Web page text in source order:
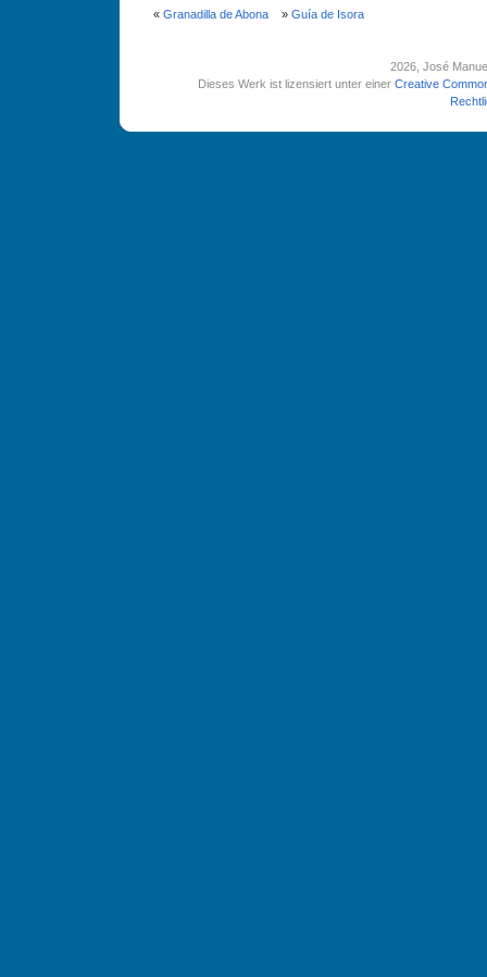
« Granadilla de Abona» Guía de Isora
2026 , José
Dieses Werk ist lizensiert unter einer Creative